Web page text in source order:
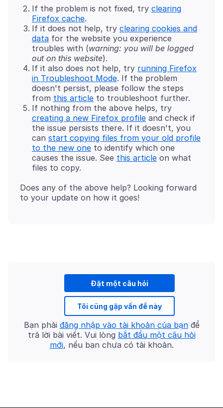
If the problem is not fixed, try clearing
Firefox cache.
If it does not help, try clearing cookies and
data for the website you experience
troubles with (warning: you will be logged
out on this website).
If it also does not help, try running Firefox
in Troubleshoot Mode. If the problem
doesn't persist, please follow the steps
from this article to troubleshoot further.
If nothing from the above helps, try
creating a new Firefox profile and check if
the issue persists there. If it doesn't, you
can start copying files from your old profile
to the new one to identify which one
causes the issue. See this article on what
files to copy.
Does any of the above help? Looking forward
Đặt một câu hỏi
Tôi cũng gặp vấn đề này
Bạn phải đăng nhập vào tài khoản của bạnđể
trả lời bài viết. Vui lòng bắt đầu một câu hỏi
mới, nếu bạn chưa có tài khoản.